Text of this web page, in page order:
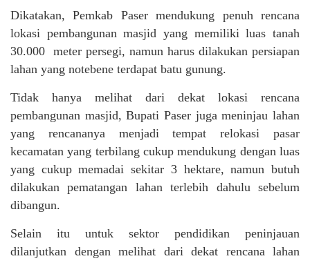
Dikatakan, Pemkab Paser mendukung penuh rencana
lokasi pembangunan masjid yang memiliki luas tanah
30.000 meter persegi, namun harus dilakukan persiapan
lahan yang notebene terdapat batu gunung.
Tidak hanya melihat dari dekat lokasi rencana
pembangunan masjid, Bupati Paser juga meninjau lahan
yang rencananya menjadi tempat relokasi pasar
kecamatan yang terbilang cukup mendukung dengan luas
yang cukup memadai sekitar 3 hektare, namun butuh
dilakukan pematangan lahan terlebih dahulu sebelum
dibangun.
Selain itu untuk sektor pendidikan peninjauan
dilanjutkan dengan melihat dari dekat rencana lahan